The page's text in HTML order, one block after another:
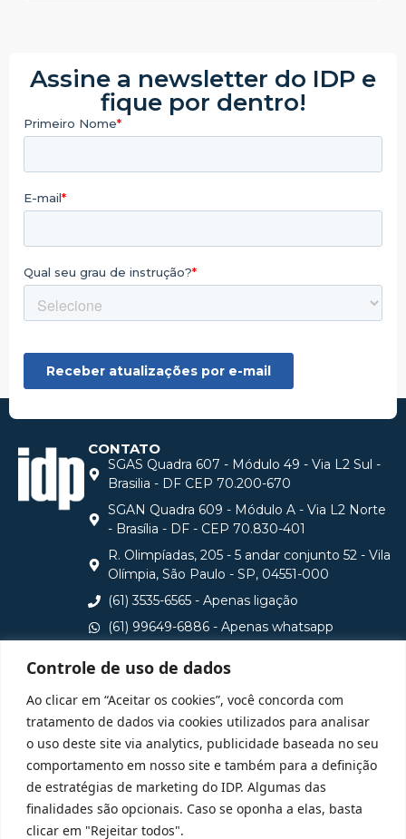
Controle de uso de dados
Ao clicar em “Aceitar os cookies”, você concorda com
tratamento de dados via cookies utilizados para analisar
o uso deste site via analytics, publicidade baseada no seu
comportamento em nosso site e também para a definição
de estratégias de marketing do IDP. Algumas das
finalidades são opcionais. Caso se oponha a elas, basta
clicar em "Rejeitar todos".
Assine a newsletter do IDP e
fique por dentro!
CONTATO
SGAS Quadra 607 - Módulo 49 - Via L2 Sul -
Brasilia - DF CEP 70.200-670
SGAN Quadra 609 - Módulo A - Via L2 Norte
- Brasília - DF - CEP 70.830-401
R. Olimpíadas, 205 - 5 andar conjunto 52 - Vila
Olímpia, São Paulo - SP, 04551-000
(61) 3535-6565 - Apenas ligação
(61) 99649-6886 - Apenas whatsapp
Consulte aqui o cadastro da Instituição no Sistema e-
MEC